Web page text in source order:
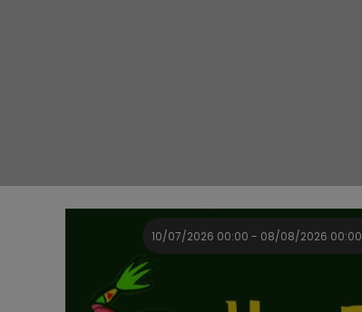
10/07/2026 00:00 - 08/08/2026 00:00